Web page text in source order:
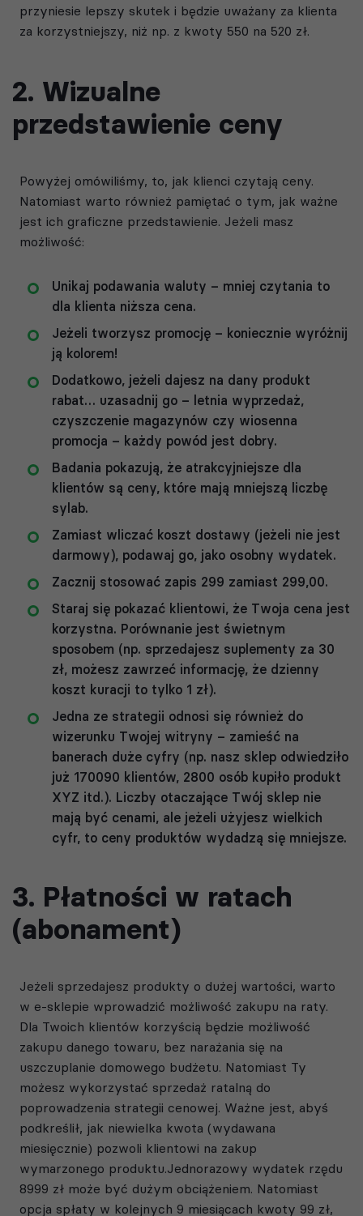
przyniesie lepszy skutek i będzie uważany za klienta
za korzystniejszy, niż np. z kwoty 550 na 520 zł.
2. Wizualne
przedstawienie ceny
Powyżej omówiliśmy, to, jak klienci czytają ceny.
Natomiast warto również pamiętać o tym, jak ważne
jest ich graficzne przedstawienie. Jeżeli masz
możliwość:
Unikaj podawania waluty – mniej czytania to
dla klienta niższa cena.
Jeżeli tworzysz promocję – koniecznie wyróżnij
ją kolorem!
Dodatkowo, jeżeli dajesz na dany produkt
rabat… uzasadnij go – letnia wyprzedaż,
czyszczenie magazynów czy wiosenna
promocja – każdy powód jest dobry.
Badania pokazują, że atrakcyjniejsze dla
klientów są ceny, które mają mniejszą liczbę
sylab.
Zamiast wliczać koszt dostawy (jeżeli nie jest
darmowy), podawaj go, jako osobny wydatek.
Zacznij stosować zapis 299 zamiast 299,00.
Staraj się pokazać klientowi, że Twoja cena jest
korzystna. Porównanie jest świetnym
sposobem (np. sprzedajesz suplementy za 30
zł, możesz zawrzeć informację, że dzienny
koszt kuracji to tylko 1 zł).
Jedna ze strategii odnosi się również do
wizerunku Twojej witryny – zamieść na
banerach duże cyfry (np. nasz sklep odwiedziło
już 170090 klientów, 2800 osób kupiło produkt
XYZ itd.). Liczby otaczające Twój sklep nie
mają być cenami, ale jeżeli użyjesz wielkich
cyfr, to ceny produktów wydadzą się mniejsze.
3. Płatności w ratach
(abonament)
Jeżeli sprzedajesz produkty o dużej wartości, warto
w e-sklepie wprowadzić możliwość zakupu na raty.
Dla Twoich klientów korzyścią będzie możliwość
zakupu danego towaru, bez narażania się na
uszczuplanie domowego budżetu. Natomiast Ty
możesz wykorzystać sprzedaż ratalną do
poprowadzenia strategii cenowej. Ważne jest, abyś
podkreślił, jak niewielka kwota (wydawana
miesięcznie) pozwoli klientowi na zakup
wymarzonego produktu.Jednorazowy wydatek rzędu
8999 zł może być dużym obciążeniem. Natomiast
opcja spłaty w kolejnych 9 miesiącach kwoty 99 zł,